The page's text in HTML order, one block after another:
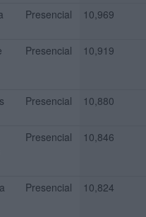
Presencial 10,969
Presencial 10,919
Presencial 10,880
Presencial 10,846
Presencial 10,824